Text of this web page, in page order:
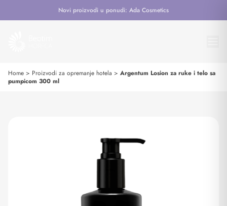
Novi proizvodi u ponudi: Ada Cosmetics
Home > Proizvodi za opremanje hotela > Argentum Losion za ruke i telo sa
pumpicom 300 ml